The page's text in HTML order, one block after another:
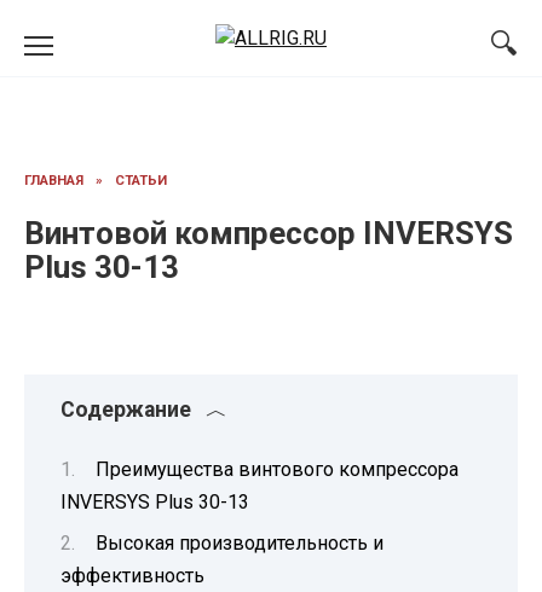
ГЛАВНАЯ » СТАТЬИ
Винтовой компрессор INVERSYS
Plus 30-13
Содержание
Преимущества винтового компрессора
INVERSYS Plus 30-13
Высокая производительность и
эффективность